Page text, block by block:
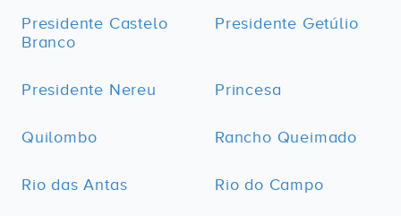
Presidente Castelo
Branco
Presidente Getúlio
Presidente Nereu Princesa
Quilombo Rancho Queimado
Rio das Antas Rio do Campo